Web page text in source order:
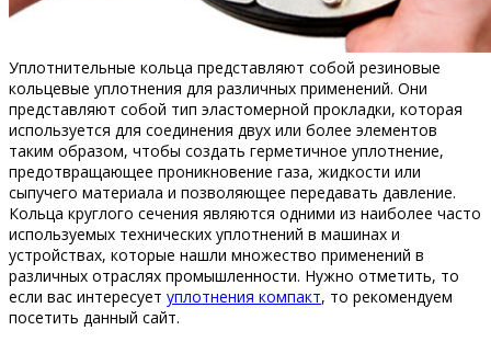
Уплотнительные кольца представляют собой резиновые
кольцевые уплотнения для различных применений. Они
представляют собой тип эластомерной прокладки, которая
используется для соединения двух или более элементов
таким образом, чтобы создать герметичное уплотнение,
предотвращающее проникновение газа, жидкости или
сыпучего материала и позволяющее передавать давление.
Кольца круглого сечения являются одними из наиболее часто
используемых технических уплотнений в машинах и
устройствах, которые нашли множество применений в
различных отраслях промышленности. Нужно отметить, то
если вас интересует уплотнения компакт, то рекомендуем
посетить данный сайт.